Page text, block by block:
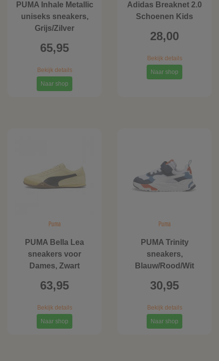
PUMA Inhale Metallic
uniseks sneakers,
Grijs/Zilver
65,95
Bekijk details
Naar shop
Adidas Breaknet 2.0
Schoenen Kids
28,00
Bekijk details
Naar shop
Puma
PUMA Bella Lea
sneakers voor
Dames, Zwart
63,95
Bekijk details
Naar shop
Puma
PUMA Trinity
sneakers,
Blauw/Rood/Wit
30,95
Bekijk details
Naar shop